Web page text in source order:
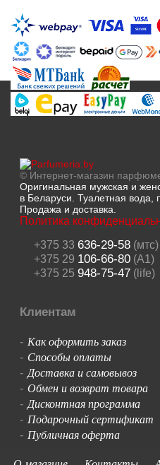
© Интернет-магазин
Оригинальная мужская и
в Беларуси. Туалетная
Продажа и доставка.
Политика
+375 33 636-29-58(мтс)
+375 29 106-66-80(A1)
+375 25 948-75-47(life)
Клиентам
- Как оформить заказ
- Способы оплаты
-Доставка и самовывоз
- Обмен и возврат товара
-Дисконтная программа
- Подарочный сертификат
- Публичная оферта